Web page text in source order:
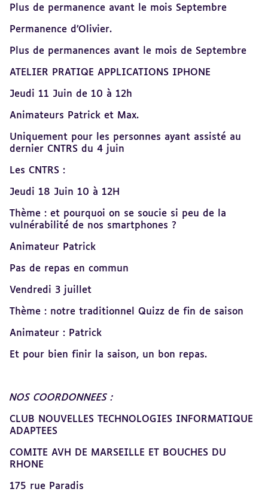
Plus de permanence avant le mois Septembre
Permanence d’Olivier.
Plus de permanences avant le mois de Septembre
ATELIER PRATIQE APPLICATIONS IPHONE
Jeudi 11 Juin de 10 à 12h
Animateurs Patrick et Max.
Uniquement pour les personnes ayant assisté au
dernier CNTRS du 4 juin
Les CNTRS :
Jeudi 18 Juin 10 à 12H
Thème : et pourquoi on se soucie si peu de la
vulnérabilité de nos smartphones ?
Animateur Patrick
Pas de repas en commun
Vendredi 3 juillet
Thème : notre traditionnel Quizz de fin de saison
Animateur : Patrick
Et pour bien finir la saison, un bon repas.
NOS COORDONNEES :
CLUB NOUVELLES TECHNOLOGIES INFORMATIQUE
ADAPTEES
COMITE AVH DE MARSEILLE ET BOUCHES DU
RHONE
175 rue Paradis